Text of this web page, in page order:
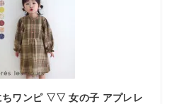
ちワンピ ▽▽ 女の子 アプレレ